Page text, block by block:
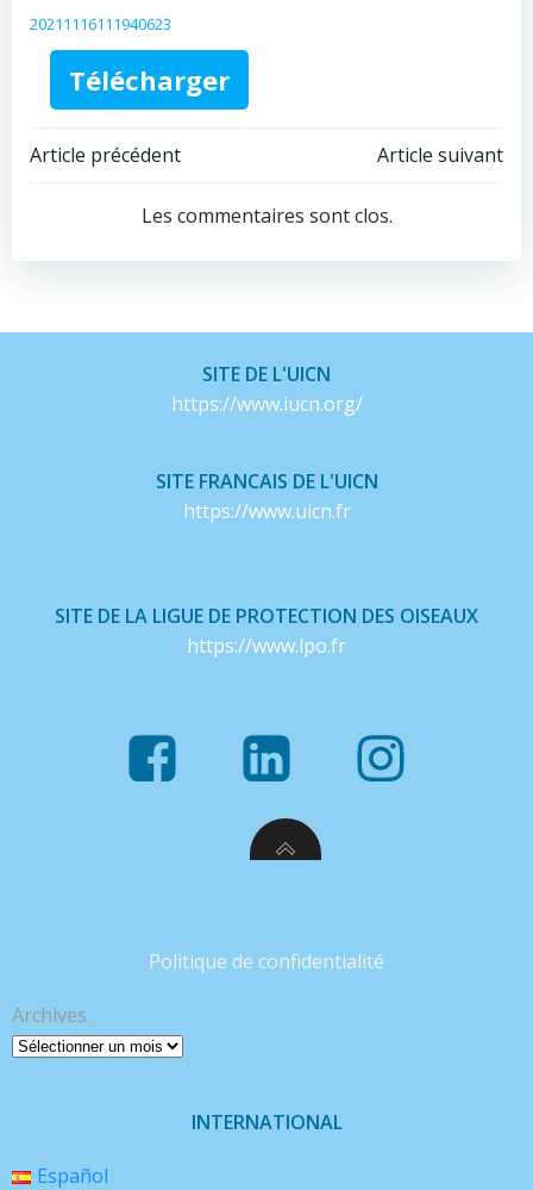
20211116111940623
Télécharger
Navigation
l’article
Article précédent
Navigation
de
l’article
Article suivant
Les commentaires sont clos.
SITE DE L'UICN
https://www.iucn.org/
SITE FRANCAIS DE L'UICN
https://www.uicn.fr
SITE DE LA LIGUE DE PROTECTION DES OISEAUX
https://www.lpo.fr
Politique de confidentialité
Archives
INTERNATIONAL
Español